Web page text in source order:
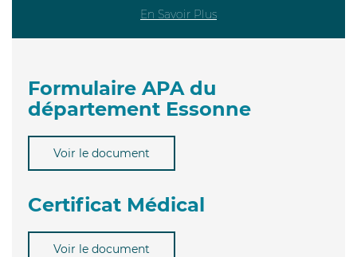
En Savoir Plus
Formulaire APA du
département Essonne
Voir le document
Certificat Médical
Voir le document